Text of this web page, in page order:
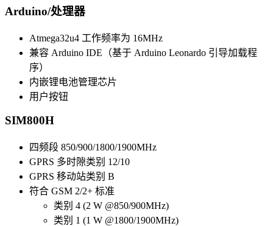
Arduino/处理器
Atmega32u4 工作频率为 16MHz
兼容 Arduino IDE（基于 Arduino Leonardo 引导加载程
序）
内嵌锂电池管理芯片
用户按钮
SIM800H
四频段 850/900/1800/1900MHz
GPRS 多时隙类别 12/10
GPRS 移动站类别 B
符合 GSM 2/2+ 标准
类别 4 (2 W @850/900MHz)
类别 1 (1 W @1800/1900MHz)